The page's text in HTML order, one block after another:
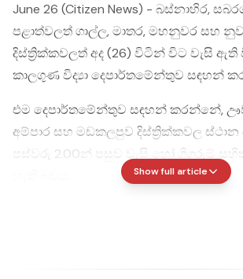
June 26 (Citizen News) - බස්නාහිර,
පළාත්වලත් ගාල්ල, මාතර, මහනුවර සහ
දිස්ත්‍රික්කවලත් අද (26) විටින් විට වැසි ඇති
කාලගුණ විද්‍යා දෙපාර්තමේන්තුව සඳහන්
එම දෙපාර්තමේන්තුව සඳහන් කරන්නේ,
අම්පාර සහ මඩකලපුව දිස්ත්‍රික්කවල
පස්වරු 2.00න් පසුව වැසි හෝ ගිගුරුම්
Show full article